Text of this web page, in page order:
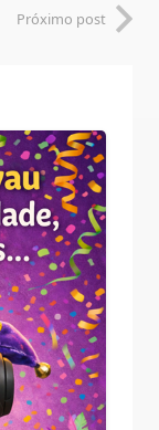
Próximo post